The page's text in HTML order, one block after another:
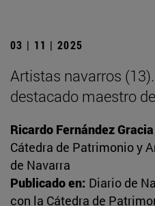
03 | 11 | 2025
Artistas navarros
destacado maestro
Ricardo Fernández Gracia
Cátedra de Patrimonio y
de Navarra
Publicado en: Diario de
con la Cátedra de